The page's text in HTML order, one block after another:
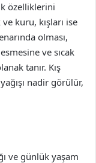
özelliklerini
kuru, kışları ise
olması,
ve sıcak
tanır. Kış
nadir görülür,
ve günlük yaşam